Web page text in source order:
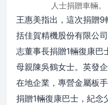
人士捐贈車輛。
王惠美指出，這次捐贈
括佳賀精機股份有限公
志董事長捐贈1輛復康巴
母親陳吳鶴女士。英發
在地企業，專營金屬板
捐贈1輛復康巴士，紀念